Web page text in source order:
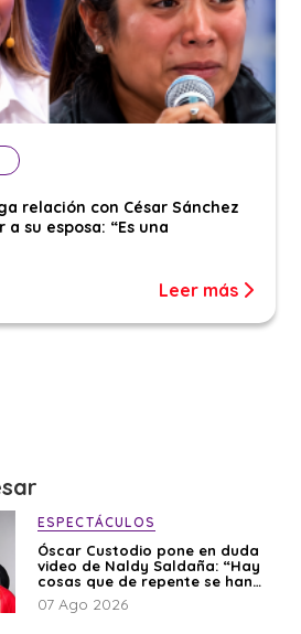
relación con César Sánchez
su esposa: “Es una
Leer más
ESPECTÁCULOS
Óscar Custodio pone en duda
video de Naldy Saldaña: “Hay
cosas que de repente se han
editado”
07 Ago 2026